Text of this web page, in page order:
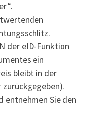
der eID-Funktion
ein
bleibt in der
entnehmen Sie den